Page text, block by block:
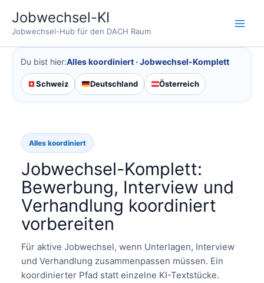
Inhalt
springen
Jobwechsel-KI
Jobwechsel-Hub für den DACH Raum
Du bist hier:Alles koordiniert · Jobwechsel-Komplett
Schweiz Deutschland Österreich
Alles koordiniert
Jobwechsel-Komplett:
Bewerbung, Interview und
Verhandlung koordiniert
vorbereiten
Für aktive Jobwechsel, wenn Unterlagen, Interview
und Verhandlung zusammenpassen müssen. Ein
koordinierter Pfad statt einzelne KI-Textstücke.